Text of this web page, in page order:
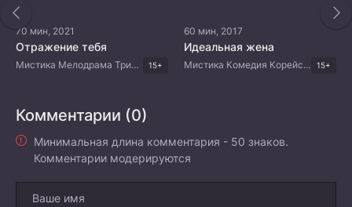
70 мин, 2021
Отражение тебя
Мистика Мелодрама Триллер Драма Корейские дорамы 15+
60 мин, 2017
Идеальная жена
Мистика Комедия Корейские дорамы 15+
Комментарии (0)
Минимальная длина комментария - 50 знаков.
Комментарии модерируются